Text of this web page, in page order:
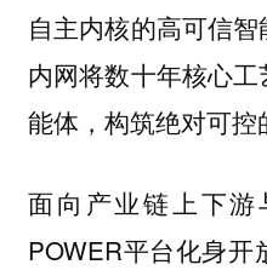
自主内核的高可信
内网将数十年核心
能体，构筑绝对可控
面向产业链上下游
POWER平台化身